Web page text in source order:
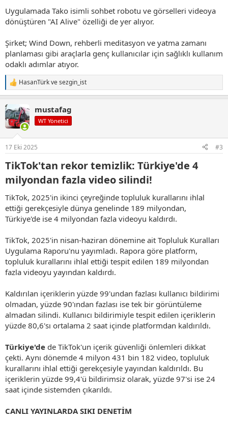
Uygulamada Tako isimli sohbet robotu ve görselleri videoya
dönüştüren "AI Alive" özelliği de yer alıyor.
Şirket; Wind Down, rehberli meditasyon ve yatma zamanı
planlaması gibi araçlarla genç kullanıcılar için sağlıklı kullanım
odaklı adımlar atıyor.
T
e
k
i
l
:
HasanTürkvesezgin_ist
mustafag
WT Yönetici
17 Eki 2025 #3
TikTok'tan rekor temizlik: Türkiye'de 4
milyondan fazla video silindi!​
TikTok, 2025'in ikinci çeyreğinde topluluk kurallarını ihlal
ettiği gerekçesiyle dünya genelinde 189 milyondan,
Türkiye'de ise 4 milyondan fazla videoyu kaldırdı.
TikTok, 2025'in nisan-haziran dönemine ait Topluluk Kuralları
Uygulama Raporu'nu yayımladı. Rapora göre platform,
topluluk kurallarını ihlal ettiği tespit edilen 189 milyondan
fazla videoyu yayından kaldırdı.
Kaldırılan içeriklerin yüzde 99'undan fazlası kullanıcı bildirimi
olmadan, yüzde 90'ından fazlası ise tek bir görüntüleme
almadan silindi. Kullanıcı bildirimiyle tespit edilen içeriklerin
yüzde 80,6'sı ortalama 2 saat içinde platformdan kaldırıldı.
Türkiye'de de TikTok'un içerik güvenliği önlemleri dikkat
çekti. Aynı dönemde 4 milyon 431 bin 182 video, topluluk
kurallarını ihlal ettiği gerekçesiyle yayından kaldırıldı. Bu
içeriklerin yüzde 99,4'ü bildirimsiz olarak, yüzde 97'si ise 24
saat içinde sistemden çıkarıldı.
CANLI YAYINLARDA SIKI DENETİM